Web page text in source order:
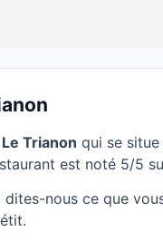
à
Le Trianon qui se situe
est noté 5/5
dites-nous ce que